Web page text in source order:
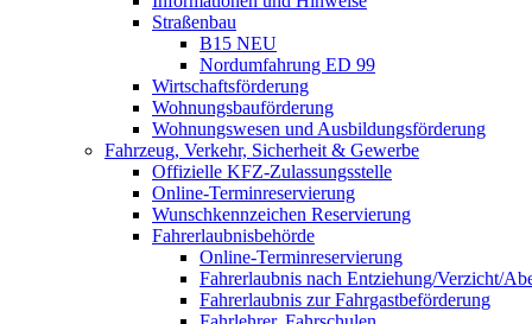
Straßenbau
B15 NEU
Nordumfahrung ED 99
Wirtschaftsförderung
Wohnungsbauförderung
Wohnungswesen und Ausbildungsförderung
Fahrzeug, Verkehr, Sicherheit & Gewerbe
Offizielle KFZ-Zulassungsstelle
Online-Terminreservierung
Wunschkennzeichen Reservierung
Fahrerlaubnisbehörde
Online-Terminreservierung
Fahrerlaubnis nach Entziehung/Verzicht/
Fahrerlaubnis zur Fahrgastbeförderung